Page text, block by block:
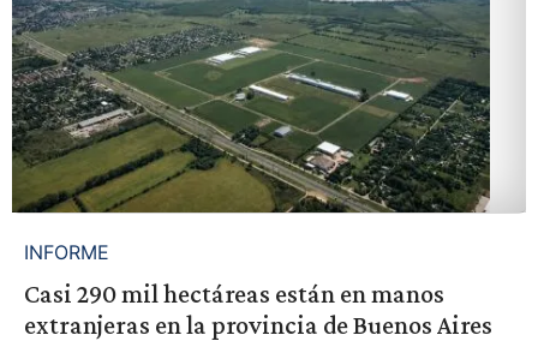
INFORME
Casi 290 mil hectáreas están en manos
extranjeras en la provincia de Buenos Aires